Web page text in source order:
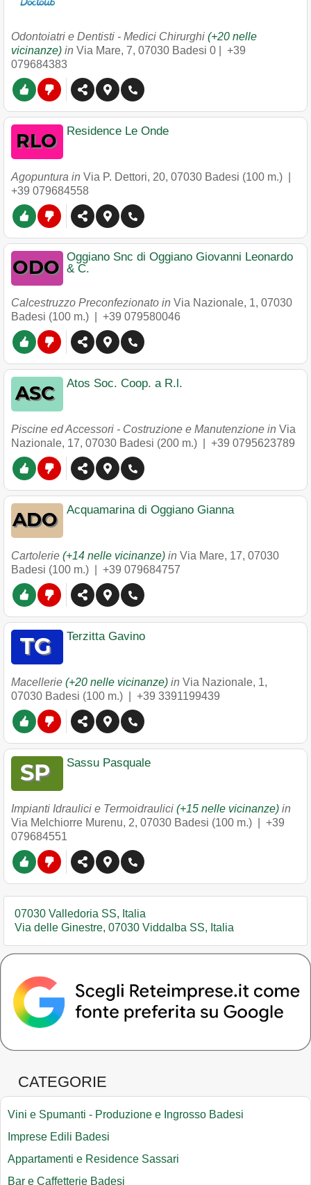
Odontoiatri e Dentisti - Medici Chirurghi (+20 nelle
vicinanze) in Via Mare, 7, 07030 Badesi 0 | +39
079684383
Residence Le Onde
Agopuntura in Via P. Dettori, 20, 07030 Badesi (100 m.) |
+39 079684558
Oggiano Snc di Oggiano Giovanni Leonardo
& C.
Calcestruzzo Preconfezionato in Via Nazionale, 1, 07030
Badesi (100 m.) | +39 079580046
Atos Soc. Coop. a R.l.
Piscine ed Accessori - Costruzione e Manutenzione in Via
Nazionale, 17, 07030 Badesi (200 m.) | +39 0795623789
Acquamarina di Oggiano Gianna
Cartolerie (+14 nelle vicinanze) in Via Mare, 17, 07030
Badesi (100 m.) | +39 079684757
Terzitta Gavino
Macellerie (+20 nelle vicinanze) in Via Nazionale, 1,
07030 Badesi (100 m.) | +39 3391199439
Sassu Pasquale
Impianti Idraulici e Termoidraulici (+15 nelle vicinanze) in
Via Melchiorre Murenu, 2, 07030 Badesi (100 m.) | +39
079684551
07030 Valledoria SS, Italia
Via delle Ginestre, 07030 Viddalba SS, Italia
CATEGORIE
Vini e Spumanti - Produzione e Ingrosso Badesi
Imprese Edili Badesi
Appartamenti e Residence Sassari
Bar e Caffetterie Badesi